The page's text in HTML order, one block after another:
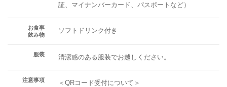
証、マイナンバーカード、パスポートなど）
お食事
飲み物
ソフトドリンク付き
服装 清潔感のある服装でお越しください。
注意事項
＜QRコード受付について＞